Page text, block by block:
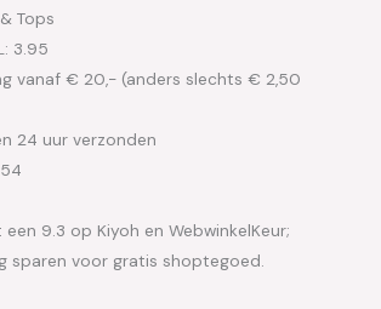
Tops
3.95
vanaf € 20,- (anders slechts € 2,50
24 uur verzonden
9.3 op Kiyoh en WebwinkelKeur;
sparen voor gratis shoptegoed.